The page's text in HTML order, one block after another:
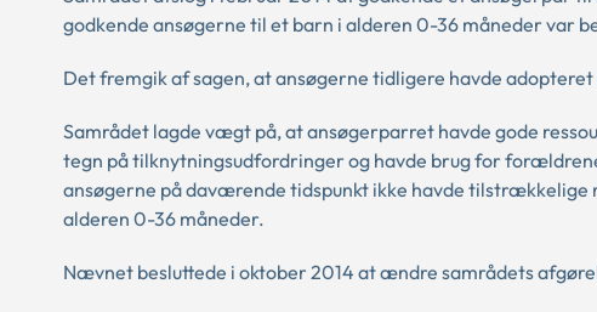
godkende ansøgerne til et barn i alderen 0-36 måneder var
Det fremgik af sagen, at ansøgerne tidligere havde
Samrådet lagde vægt på, at ansøgerparret havde gode
tegn på tilknytningsudfordringer og havde brug for
ansøgerne på daværende tidspunkt ikke havde
alderen 0-36 måneder.
Nævnet besluttede i oktober 2014 at ændre samrådets